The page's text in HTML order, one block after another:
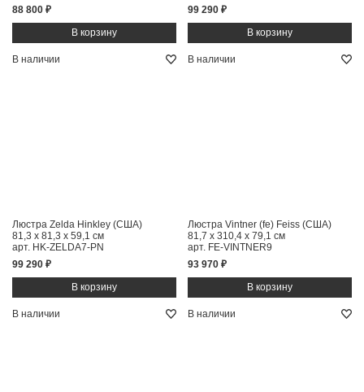
88 800 ₽ 99 290 ₽
В наличии
Люстра Zelda Hinkley (США)
81,3 x 81,3 x 59,1 см
арт. HK-ZELDA7-PN
99 290 ₽
В наличии
Люстра Vintner (fe) Feiss (США)
81,7 x 310,4 x 79,1 см
арт. FE-VINTNER9
93 970 ₽
В наличии В наличии